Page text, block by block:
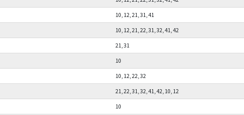
10, 12, 21, 31, 41
10, 12, 21, 22, 31, 32, 41, 42
21, 31
10
10, 12, 22, 32
21, 22, 31, 32, 41, 42, 10, 12
10